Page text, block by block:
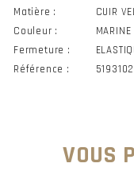
Matière :
CUIR
Couleur :
MARINE
Fermeture :
Référence :
5193102
VOUS